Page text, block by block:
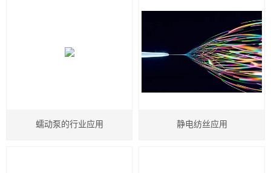
蠕动泵的行业应用 静电纺丝应用